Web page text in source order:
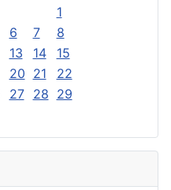
1
6 7
8
13 14
15
20 21
22
27 28 29